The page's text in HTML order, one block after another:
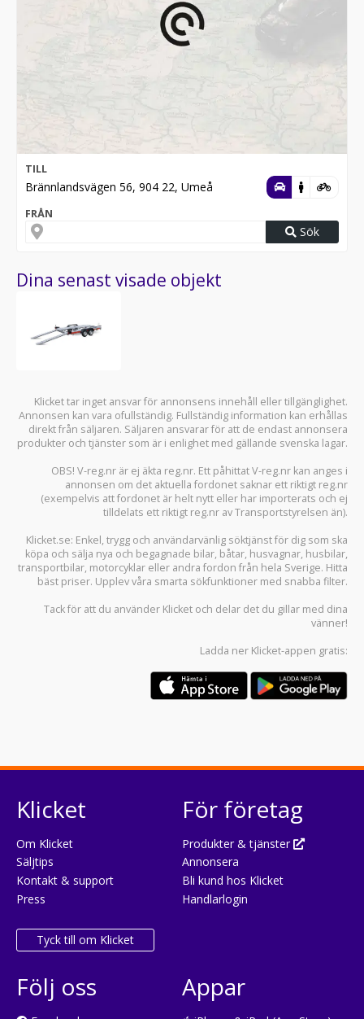
TILL
Brännlandsvägen 56, 904 22, Umeå
FRÅN
Sök
Dina senast visade objekt
Klicket tar inget ansvar för annonsens innehåll eller tillgänglighet.
Annonsen kan vara ofullständig. Fullständig information kan erhållas
direkt från säljaren. Säljaren ansvarar för att de endast annonsera
produkter och tjänster som är i enlighet med gällande svenska lagar.
OBS! V-reg.nr är ej äkta reg.nr. Ett påhittat V-reg.nr kan anges i
annonsen om det aktuella fordonet saknar ett riktigt reg.nr
(exempelvis att fordonet är helt nytt eller har importerats och ej
tilldelats ett riktigt reg.nr av Transportstyrelsen än).
Klicket.se: Enkel, trygg och användarvänlig söktjänst för dig som ska
köpa och sälja nya och begagnade bilar, båtar, husvagnar, husbilar,
transportbilar, motorcyklar eller andra fordon från hela Sverige. Hitta
bäst priser. Upplev våra smarta sökfunktioner med snabba filter.
Tack för att du använder Klicket och delar det du gillar med dina
vänner!
Ladda ner Klicket-appen gratis:
Klicket
Om Klicket
Säljtips
Kontakt & support
Press
Tyck till om Klicket
För företag
Produkter & tjänster
Annonsera
Bli kund hos Klicket
Handlarlogin
Följ oss Appar